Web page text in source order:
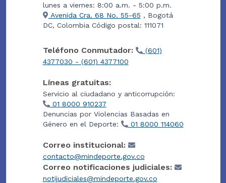
lunes a viernes: 8:00 a.m. - 5:00 p.m.
Avenida Cra. 68 No. 55-65 , Bogotá
DC, Colombia Código postal: 111071
Teléfono Conmutador:
(601)
4377030 - (601) 4377100
Líneas gratuitas:
Servicio al ciudadano y anticorrupción:
01 8000 910237
Denuncias por Violencias Basadas en
Género en el Deporte:
01 8000 114060
Correo institucional:
contacto@mindeporte.gov.co
Correo notificaciones judiciales:
notijudiciales@mindeporte.gov.co